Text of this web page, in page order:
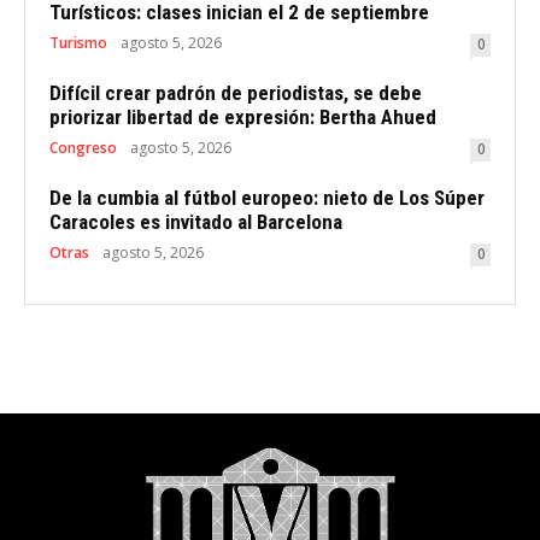
Turísticos: clases inician el 2 de septiembre
Turismo agosto 5, 2026 0
Difícil crear padrón de periodistas, se debe
priorizar libertad de expresión: Bertha Ahued
Congreso agosto 5, 2026 0
De la cumbia al fútbol europeo: nieto de Los Súper
Caracoles es invitado al Barcelona
Otras agosto 5, 2026 0